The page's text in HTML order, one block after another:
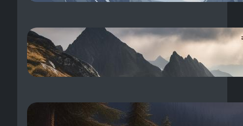
Rozgrzewka przed treningiem:
Jak rozgrzać się na siłowni
ćwiczeniami?
18 sierpnia, 2025
Spanie w namiocie 10 stopni: Jak
nie zmarznąć w chłodne noce na